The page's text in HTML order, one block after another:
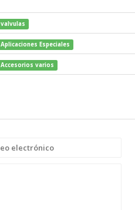
valvulas
Aplicaciones Especiales
Accesorios varios